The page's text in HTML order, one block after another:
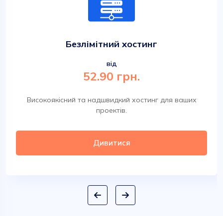
Безлімітний хостинг
від
52.90 грн.
Високоякісний та надшвидкий хостинг для ваших
проектів.
Дивитися